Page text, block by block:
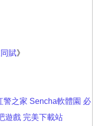
賦》
警之家 Sencha軟體園 必
遊戲 完美下載站